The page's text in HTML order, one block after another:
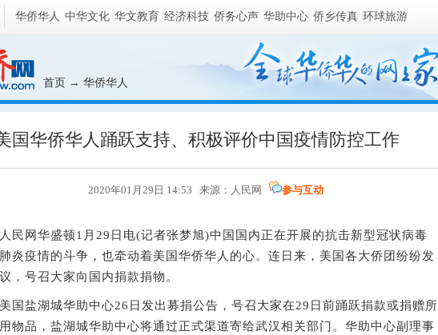
华侨华人 中华文化 华文教育 经济科技 侨务心声 华助中心 侨乡传真 环球旅游
首页 → 华侨华人
国华侨华人踊跃支持、积极评价中国疫情防控工作
2020年01月29日 14:53 来源：人民网 参与互动
网华盛顿1月29日电(记者张梦旭)中国国内正在开展的抗击新型冠状病毒
炎疫情的斗争，也牵动着美国华侨华人的心。连日来，美国各大侨团纷纷发
，号召大家向国内捐款捐物。
盐湖城华助中心26日发出募捐公告，号召大家在29日前踊跃捐款或捐赠所
物品，盐湖城华助中心将通过正式渠道寄给武汉相关部门。华助中心副理事